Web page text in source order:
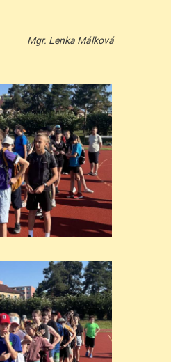
Mgr. Lenka Málková